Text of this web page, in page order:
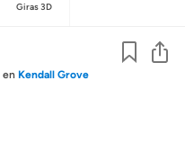
Giras 3D
en Kendall Grove